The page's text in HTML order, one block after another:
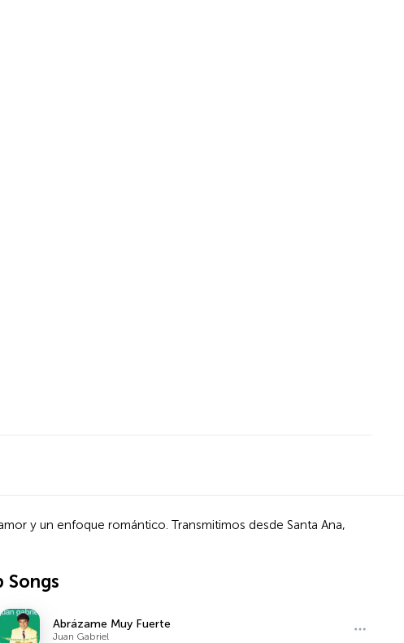
y un enfoque romántico. Transmitimos desde Santa Ana,
Songs
Abrázame Muy Fuerte
Juan Gabriel